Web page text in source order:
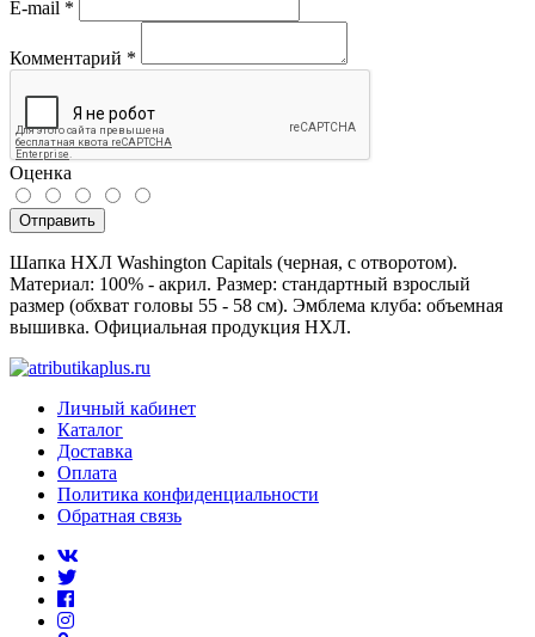
E-mail *
Комментарий *
Оценка
Отправить
Шапка НХЛ Washington Capitals (черная, с отворотом).
Материал: 100% - акрил. Размер: стандартный взрослый
размер (обхват головы 55 - 58 см). Эмблема клуба: объемная
вышивка. Официальная продукция НХЛ.
Личный кабинет
Каталог
Доставка
Оплата
Политика конфиденциальности
Обратная связь